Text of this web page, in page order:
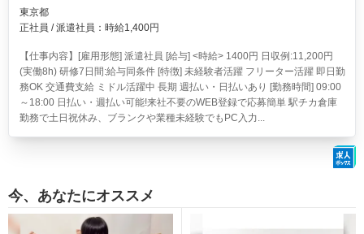
東京都
正社員 / 派遣社員：時給1,400円
【仕事内容】[雇用形態] 派遣社員 [給与] <時給> 1400円 日収例:11,200円
(実働8h) 研修7日間:給与同条件 [特徴] 未経験者活躍 フリーター活躍 即日勤
務OK 交通費支給 ミドル活躍中 長期 週払い・日払いあり [勤務時間] 09:00
～18:00 日払い・週払い可能!来社不要のWEB登録で応募簡単 駅チカ倉庫
勤務で土日祝休み、ブランクや業種未経験でもPC入力...
今、あなたにオススメ